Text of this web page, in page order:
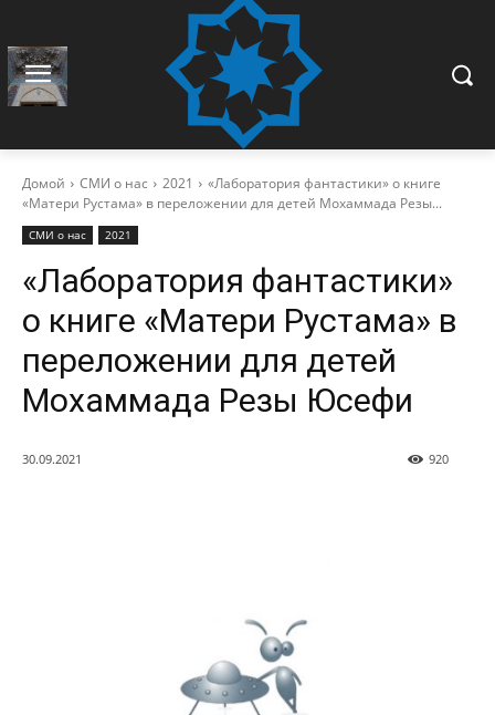
Домой СМИ о нас 2021
«Лаборатория фантастики» о книге
«Матери Рустама» в переложении для детей Мохаммада Резы...
СМИ о нас 2021
«Лаборатория фантастики»
о книге «Матери Рустама» в
переложении для детей
Мохаммада Резы Юсефи
30.09.2021 920